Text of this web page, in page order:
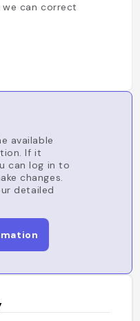
can correct
available
If it
can log in to
changes.
detailed